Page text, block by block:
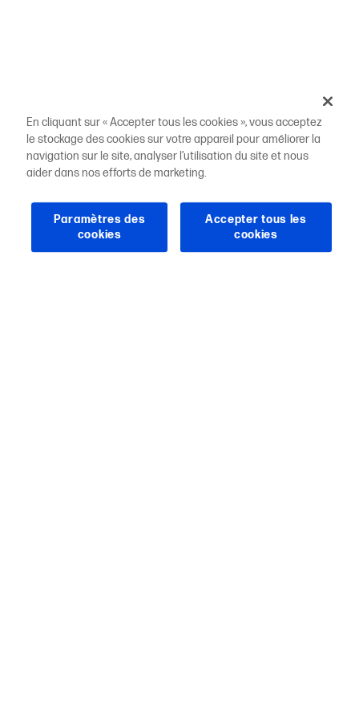
En cliquant sur « Accepter tous les cookies », vous acceptez
le stockage des cookies sur votre appareil pour améliorer la
navigation sur le site, analyser l’utilisation du site et nous
aider dans nos efforts de marketing.
Paramètres des
cookies
Accepter tous les
cookies